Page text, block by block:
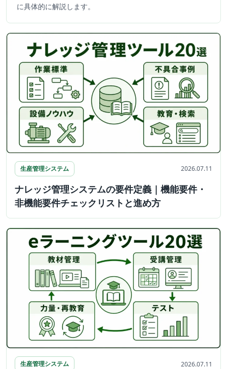
に具体的に解説します。
生産管理システム 2026.07.11
ナレッジ管理システムの要件定義｜機能要件・
非機能要件チェックリストと進め方
生産管理システム 2026.07.11